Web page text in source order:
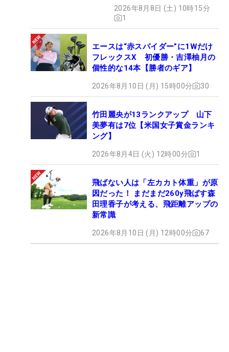
2026年8月8日 (土) 10時15分
1
エースは“赤スパイダー”に1Wだけ
フレックスX 初優勝・吉澤柚月の
個性的な14本【勝者のギア】
2026年8月10日 (月) 15時00分 30
竹田麗央が13ランクアップ 山下
美夢有は7位【米国女子賞金ランキ
ング】
2026年8月4日 (火) 12時00分 1
飛ばない人は「左カカト体重」が原
因だった！ まだまだ260y飛ばす森
田理香子が考える、飛距離アップの
新常識
2026年8月10日 (月) 12時00分 67